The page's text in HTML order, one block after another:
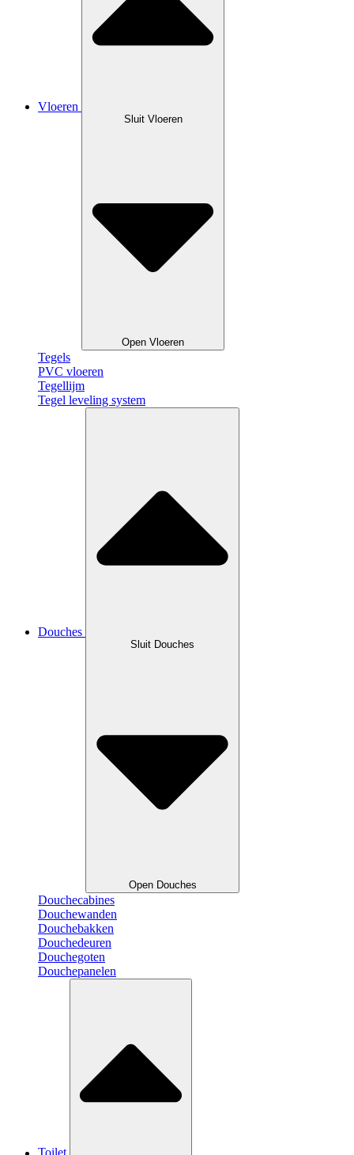
Vloeren
Sluit Vloeren
Open Vloeren
Tegels
PVC vloeren
Tegellijm
Tegel leveling system
Douches
Sluit Douches
Open Douches
Douchecabines
Douchewanden
Douchebakken
Douchedeuren
Douchegoten
Douchepanelen